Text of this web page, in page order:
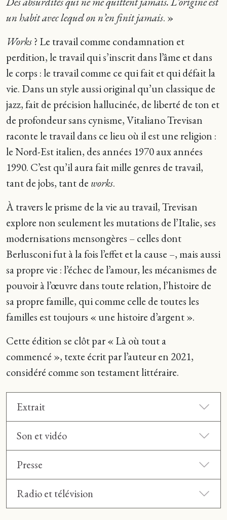
un habit avec lequel on n’en finit jamais. »
Works? Le travail comme condamnation et
perdition, le travail qui s’inscrit dans l’âme et dans
le corps : le travail comme ce qui fait et qui défait la
vie. Dans un style aussi original qu’un classique de
jazz, fait de précision hallucinée, de liberté de ton et
de profondeur sans cynisme, Vitaliano Trevisan
raconte le travail dans ce lieu où il est une religion :
le Nord-Est italien, des années 1970 aux années
1990. C’est qu’il aura fait mille genres de travail,
tant de jobs, tant de works.
À travers le prisme de la vie au travail, Trevisan
explore non seulement les mutations de l’Italie, ses
modernisations mensongères – celles dont
Berlusconi fut à la fois l’effet et la cause –, mais aussi
sa propre vie : l’échec de l’amour, les mécanismes de
pouvoir à l’œuvre dans toute relation, l’histoire de
sa propre famille, qui comme celle de toutes les
familles est toujours « une histoire d’argent ».
Cette édition se clôt par « Là où tout a
commencé », texte écrit par l’auteur en 2021,
considéré comme son testament littéraire.
Extrait
Son et vidéo
Presse
Radio et télévision